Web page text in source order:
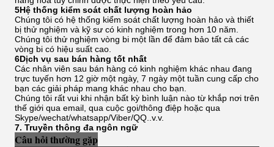
5Hệ thống kiểm soát chất lượng hoàn hảo
Chúng tôi có hệ thống kiểm soát chất lượng hoàn hảo và thiết
bị thử nghiệm và kỹ sư có kinh nghiệm trong hơn 10 năm.
Chúng tôi thử nghiệm vòng bi một lần để đảm bảo tất cả các
vòng bi có hiệu suất cao.
6Dịch vụ sau bán hàng tốt nhất
Các nhân viên sau bán hàng có kinh nghiệm khác nhau đang
trực tuyến hơn 12 giờ một ngày, 7 ngày một tuần cung cấp cho
bạn các giải pháp mang khác nhau cho bạn.
Chúng tôi rất vui khi nhận bất kỳ bình luận nào từ khắp nơi trên
thế giới qua email, qua cuộc gọi/thông điệp hoặc qua
Skype/wechat/whatsapp/Viber/QQ..v.v.
7. Truyền thông đa ngôn ngữ
Câu hỏi thường gặp